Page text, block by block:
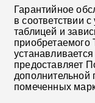
Гарантийное
в соответствии
таблицей и
приобретаемого
предоставляет
дополнительной
помеченных